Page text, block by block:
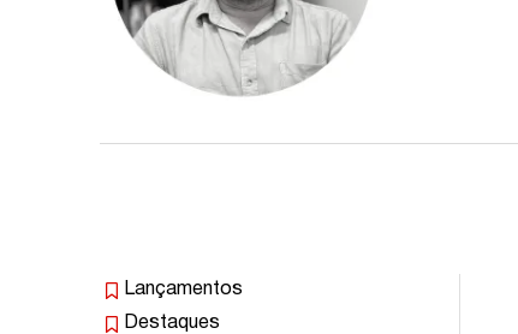
Lançamentos
Destaques